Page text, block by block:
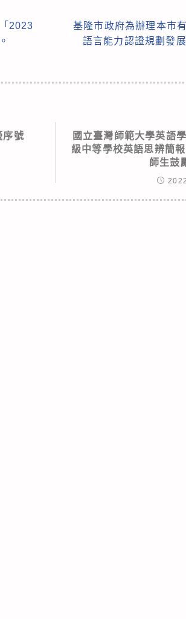
2023
基隆市政府為辦理本市
語言能力認證規劃發
序號
國立臺灣師範大學英語
級中等學校英語思辨簡
師生鼓